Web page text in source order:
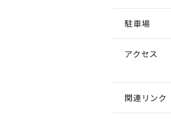
駐車場
アクセス
関連リンク